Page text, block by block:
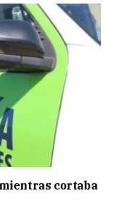
cortaba